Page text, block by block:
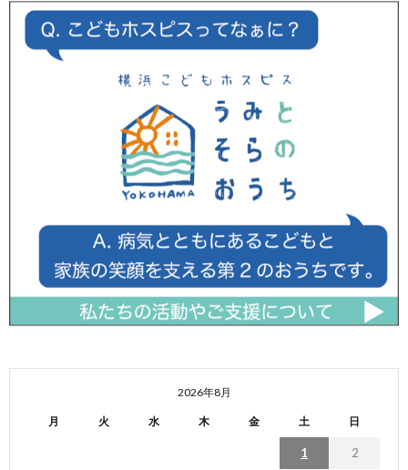
2026年8月
月 火 水 木 金 土 日
1 2